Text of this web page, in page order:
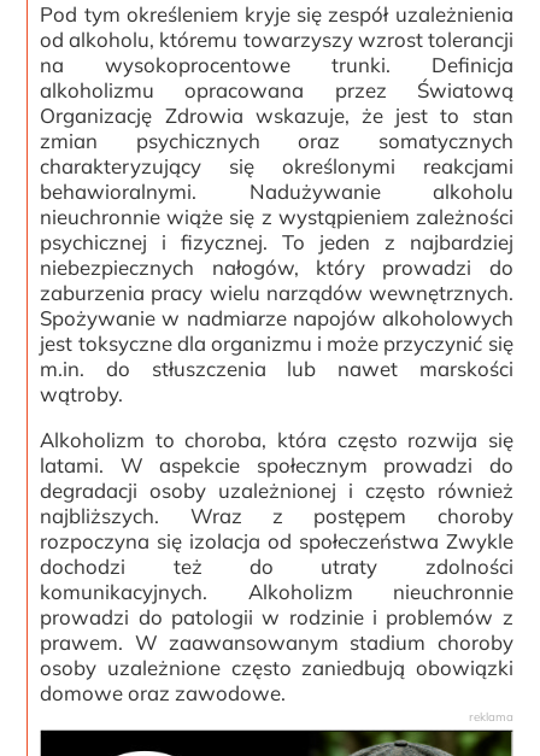
Pod tym określeniem kryje się zespół uzależnienia
od alkoholu, któremu towarzyszy wzrost tolerancji
na wysokoprocentowe trunki. Definicja
alkoholizmu opracowana przez Światową
Organizację Zdrowia wskazuje, że jest to stan
zmian psychicznych oraz somatycznych
charakteryzujący się określonymi reakcjami
behawioralnymi. Nadużywanie alkoholu
nieuchronnie wiąże się z wystąpieniem zależności
psychicznej i fizycznej. To jeden z najbardziej
niebezpiecznych nałogów, który prowadzi do
zaburzenia pracy wielu narządów wewnętrznych.
Spożywanie w nadmiarze napojów alkoholowych
jest toksyczne dla organizmu i może przyczynić się
m.in. do stłuszczenia lub nawet marskości
wątroby.
Alkoholizm to choroba, która często rozwija się
latami. W aspekcie społecznym prowadzi do
degradacji osoby uzależnionej i często również
najbliższych. Wraz z postępem choroby
rozpoczyna się izolacja od społeczeństwa Zwykle
dochodzi też do utraty zdolności
komunikacyjnych. Alkoholizm nieuchronnie
prowadzi do patologii w rodzinie i problemów z
prawem. W zaawansowanym stadium choroby
osoby uzależnione często zaniedbują obowiązki
domowe oraz zawodowe.